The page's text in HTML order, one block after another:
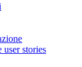
user stories